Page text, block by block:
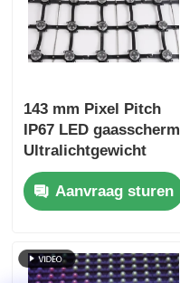
143 mm Pixel Pitch
IP67 LED gaasscherm
Ultralichtgewicht
buiten groot display
voor creatieve
projecten in stedelijk
Aanvraag sturen